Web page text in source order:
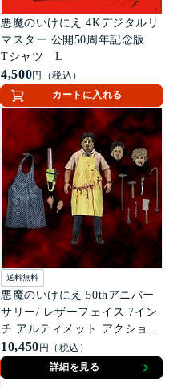
悪魔のいけにえ 4Kデジタルリ
マスター 公開50周年記念版
Tシャツ L
4,500円（税込）
カートに入れる
送料無料
悪魔のいけにえ 50thアニバー
サリー/ レザーフェイス 7イン
チ アルティメット アクション
フィギュア
10,450円（税込）
詳細を見る